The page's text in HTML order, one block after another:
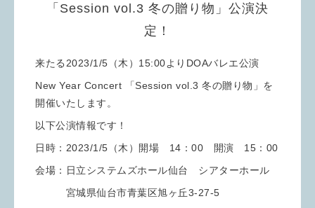
「Session vol.3 冬の贈り物」公演決
定！
来たる2023/1/5（木）15:00よりDOAバレエ公演
New Year Concert 「Session vol.3 冬の贈り物」を
開催いたします。
以下公演情報です！
日時：2023/1/5（木）開場 14：00 開演 15：00
会場：日立システムズホール仙台 シアターホール
宮城県仙台市青葉区旭ヶ丘3-27-5